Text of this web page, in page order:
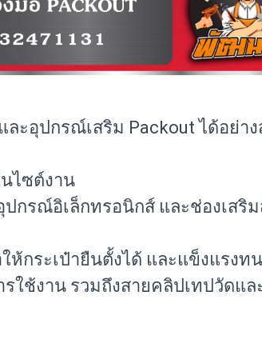
ะอุปกรณ์เสริม Packout ได้อย่า
ไซต์งาน
กรณ์อิเล็กทรอนิกส์ และช่องเสริ
ห้กระเป๋ายืนตั้งได้ และแข็งแรงท
ใช้งาน รวมถึงสายคลิปเทปวัดแ